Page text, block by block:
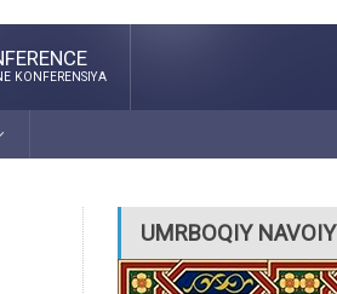
KONFERENSIYA
UMRBOQIY NAVOIY